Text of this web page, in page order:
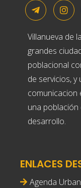
Villanueva de
grandes
poblacional
de servicios, y
comunicacion
una
desarrollo.
ENLACES
Agenda